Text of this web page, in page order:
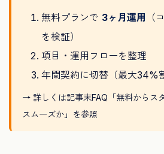
無料プランで 3ヶ月運用 （
を検証）
項目・運用フローを整理
年間契約に切替（最大34%
→ 詳しくは記事末FAQ「無料からス
スムーズか」を参照